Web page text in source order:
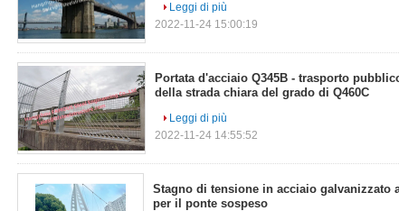
Leggi di più
2022-11-24 15:00:19
Portata d'acciaio Q345B - trasporto
della strada chiara del grado di Q460C
Leggi di più
2022-11-24 14:55:52
Stagno di tensione in acciaio galvanizzato
per il ponte sospeso